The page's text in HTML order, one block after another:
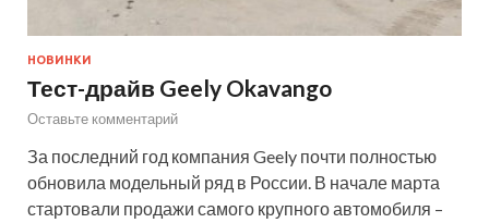
НОВИНКИ
Тест-драйв Geely Okavango
Оставьте комментарий
За последний год компания Geely почти полностью
обновила модельный ряд в России. В начале марта
стартовали продажи самого крупного автомобиля –